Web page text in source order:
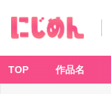
TOP 作品名